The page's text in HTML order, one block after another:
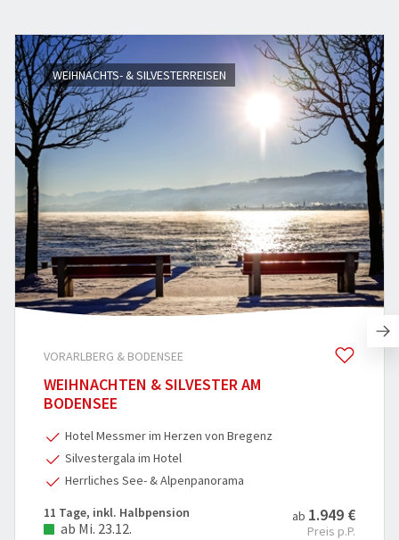
WEIHNACHTS- & SILVESTERREISEN
VORARLBERG & BODENSEE
WEIHNACHTEN & SILVESTER AM
BODENSEE
Hotel Messmer im Herzen von Bregenz
Silvestergala im Hotel
Herrliches See- & Alpenpanorama
11 Tage, inkl. Halbpension
ab Mi. 23.12.
ab 1.949 €
Preis p.P.